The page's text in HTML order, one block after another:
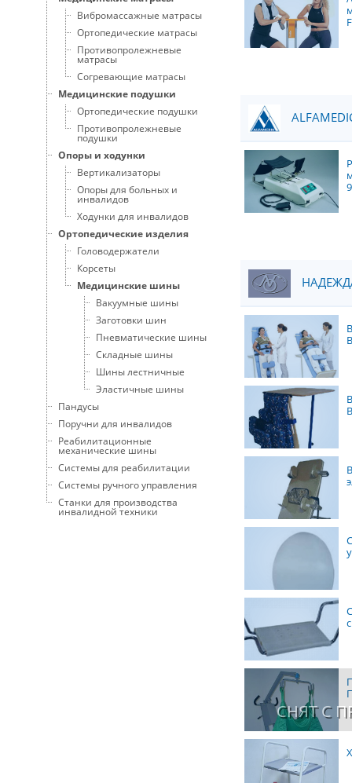
Вибромассажные матрасы
Ортопедические матрасы
Противопролежневые
матрасы
Согревающие матрасы
Медицинские подушки
Ортопедические подушки
Противопролежневые
подушки
Опоры и ходунки
Вертикализаторы
Опоры для больных и
инвалидов
Ходунки для инвалидов
Ортопедические изделия
Головодержатели
Корсеты
Медицинские шины
Вакуумные шины
Заготовки шин
Пневматические шины
Складные шины
Шины лестничные
Эластичные шины
Пандусы
Поручни для инвалидов
Реабилитационные
механические шины
Системы для реабилитации
Системы ручного управления
Станки для производства
инвалидной техники
СНЯТ С